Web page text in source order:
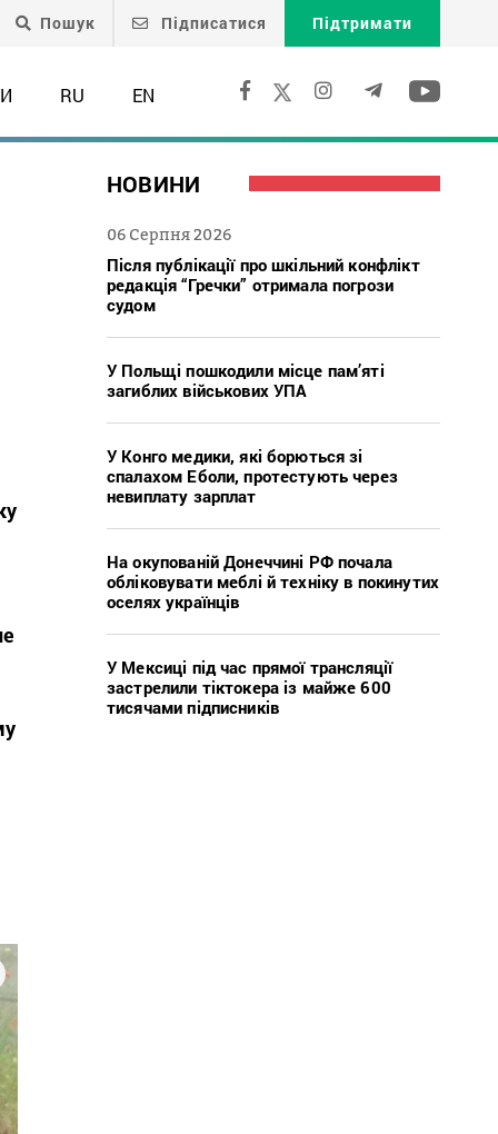
Пошук Підписатися Підтримати
RU EN
НОВИНИ
06 Серпня 2026
Після публікації про шкільний конфлікт
редакція “Гречки” отримала погрози
судом
У Польщі пошкодили місце пам’яті
загиблих військових УПА
У Конго медики, які борються зі
спалахом Еболи, протестують через
невиплату зарплат
На окупованій Донеччині РФ почала
обліковувати меблі й техніку в покинутих
оселях українців
У Мексиці під час прямої трансляції
застрелили тіктокера із майже 600
тисячами підписників